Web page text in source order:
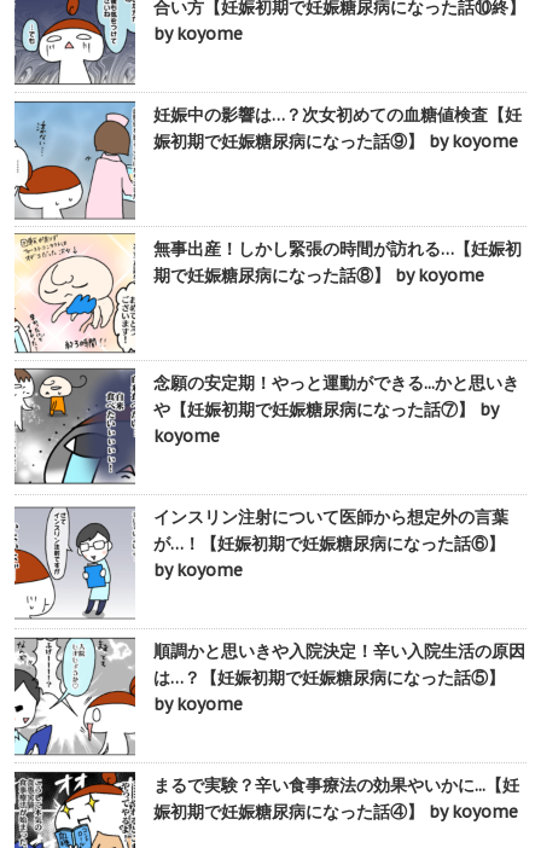
合い方【妊娠初期で妊娠糖尿病になった話⑩終】
by koyome
妊娠中の影響は…？次女初めての血糖値検査【妊
娠初期で妊娠糖尿病になった話⑨】 by koyome
無事出産！しかし緊張の時間が訪れる…【妊娠初
期で妊娠糖尿病になった話⑧】 by koyome
念願の安定期！やっと運動ができる...かと思いき
や【妊娠初期で妊娠糖尿病になった話⑦】 by
koyome
インスリン注射について医師から想定外の言葉
が…！【妊娠初期で妊娠糖尿病になった話⑥】
by koyome
順調かと思いきや入院決定！辛い入院生活の原因
は…？【妊娠初期で妊娠糖尿病になった話⑤】
by koyome
まるで実験？辛い食事療法の効果やいかに...【妊
娠初期で妊娠糖尿病になった話④】 by koyome